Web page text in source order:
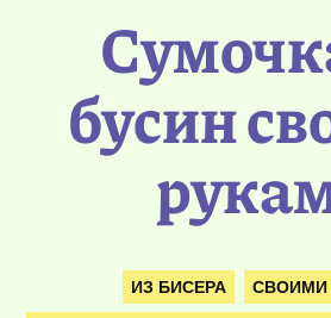
бусин
ИЗ БИСЕРА СВОИМИ